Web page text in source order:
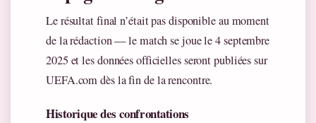
Le résultat final n’était pas disponible au moment
de la rédaction — le match se joue le 4 septembre
2025 et les données officielles seront publiées sur
UEFA.com dès la fin de la rencontre.
Historique des confrontations